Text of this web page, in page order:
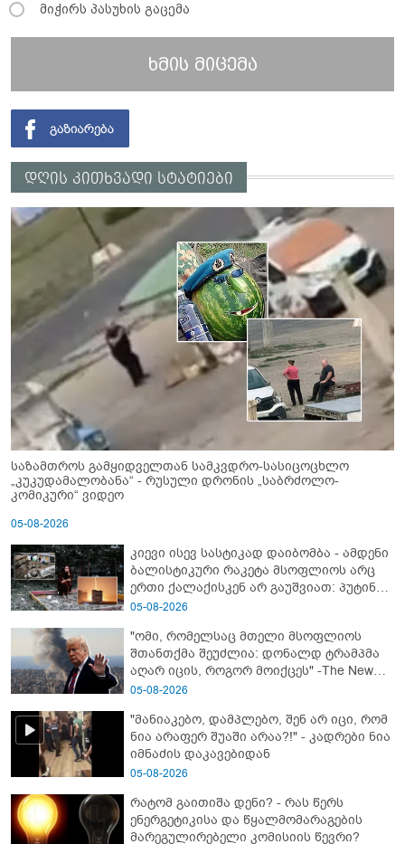
მიჭირს პასუხის გაცემა
ხმის მიცემა
დღის კითხვადი სტატიები
საზამთროს გამყიდველთან სამკვდრო-სასიცოცხლო
„კუკუდამალობანა“ - რუსული დრონის „საბრძოლო-
კომიკური“ ვიდეო
05-08-2026
კიევი ისევ სასტიკად დაიბომბა - ამდენი
ბალისტიკური რაკეტა მსოფლიოს არც
ერთი ქალაქისკენ არ გაუშვიათ: პუტინის
ახალი ანტირეკორდი
05-08-2026
"ომი, რომელსაც მთელი მსოფლიოს
შთანთქმა შეუძლია: დონალდ ტრამპმა
აღარ იცის, როგორ მოიქცეს" -The New
York Times
05-08-2026
"მანიაკებო, დამპლებო, შენ არ იცი, რომ
ნია არაფერ შუაში არაა?!" - კადრები ნია
იმნაძის დაკავებიდან
05-08-2026
რატომ გაითიშა დენი? - რას წერს
ენერგეტიკისა და წყალმომარაგების
მარეგულირებელი კომისიის წევრი?